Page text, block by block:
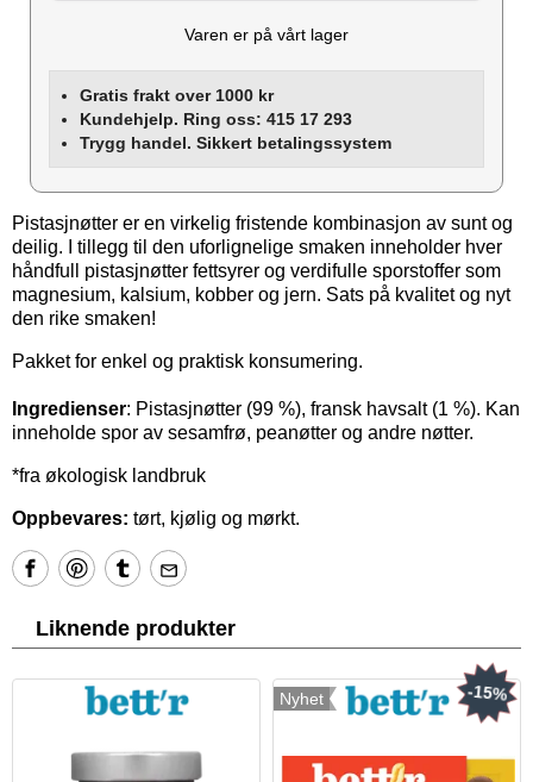
Varen er på vårt lager
Gratis frakt over 1000 kr
Kundehjelp. Ring oss: 415 17 293
Trygg handel. Sikkert betalingssystem
Pistasjnøtter er en virkelig fristende kombinasjon av sunt og
deilig. I tillegg til den uforlignelige smaken inneholder hver
håndfull pistasjnøtter fettsyrer og verdifulle sporstoffer som
magnesium, kalsium, kobber og jern. Sats på kvalitet og nyt
den rike smaken!
Pakket for enkel og praktisk konsumering.
Ingredienser: Pistasjnøtter (99 %), fransk havsalt (1 %). Kan
inneholde spor av sesamfrø, peanøtter og andre nøtter.
*fra økologisk landbruk
Oppbevares: tørt, kjølig og mørkt.
Liknende produkter
Nyhet -15%